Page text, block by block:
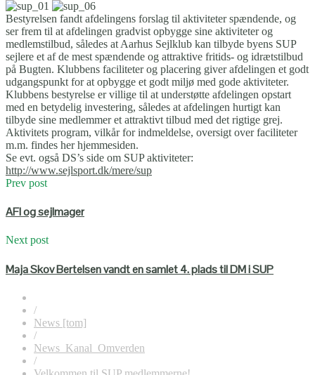
Bestyrelsen fandt afdelingens forslag til aktiviteter spændende, og
ser frem til at afdelingen gradvist opbygge sine aktiviteter og
medlemstilbud, således at Aarhus Sejlklub kan tilbyde byens SUP
sejlere et af de mest spændende og attraktive fritids- og idrætstilbud
på Bugten. Klubbens faciliteter og placering giver afdelingen et godt
udgangspunkt for at opbygge et godt miljø med gode aktiviteter.
Klubbens bestyrelse er villige til at understøtte afdelingen opstart
med en betydelig investering, således at afdelingen hurtigt kan
tilbyde sine medlemmer et attraktivt tilbud med det rigtige grej.
Aktivitets program, vilkår for indmeldelse, oversigt over faciliteter
m.m. findes her hjemmesiden.
Se evt. også DS’s side om SUP aktiviteter:
http://www.sejlsport.dk/mere/sup
Prev post
AFI og sejlmager
Next post
Maja Skov Bertelsen vandt en samlet 4. plads til DM i SUP
/
News [tom]
/
News_Kanal_Omverden
/